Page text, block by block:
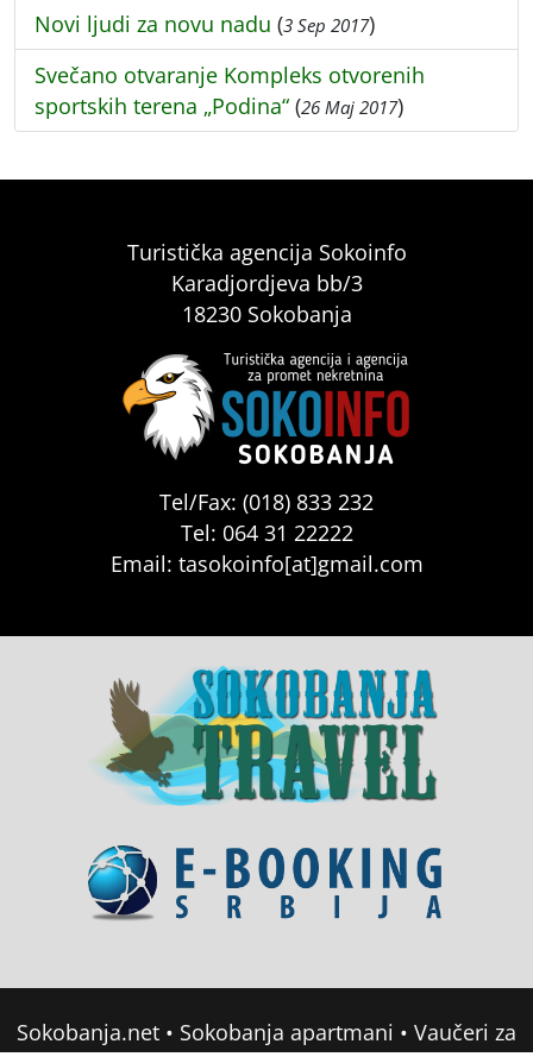
Novi ljudi za novu nadu (3 Sep 2017)
Svečano otvaranje Kompleks otvorenih
sportskih terena „Podina“ (26 Maj 2017)
Turistička agencija Sokoinfo
Karadjordjeva bb/3
18230 Sokobanja
Tel/Fax: (018) 833 232
Tel: 064 31 22222
Email: tasokoinfo[at]gmail.com
Sokobanja.net • Sokobanja apartmani • Vaučeri za